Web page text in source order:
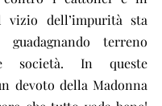
dell’impurità sta
guadagnando terreno
società. In queste
devoto della Madonna